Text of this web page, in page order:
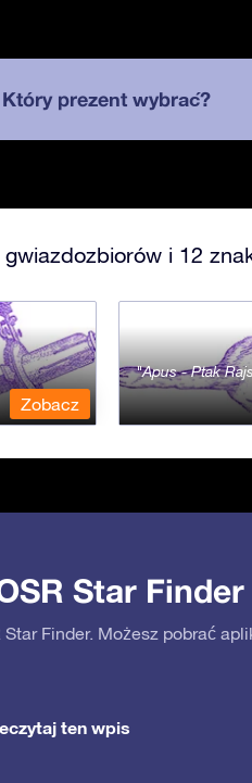
Który prezent wybrać?
i 12
Zobacz
Apus - Ptak
Star Finder
Finder. Możesz pobrać
ten wpis